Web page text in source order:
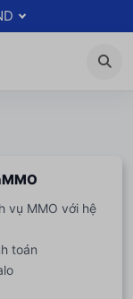
vụ MMO với hệ
toán